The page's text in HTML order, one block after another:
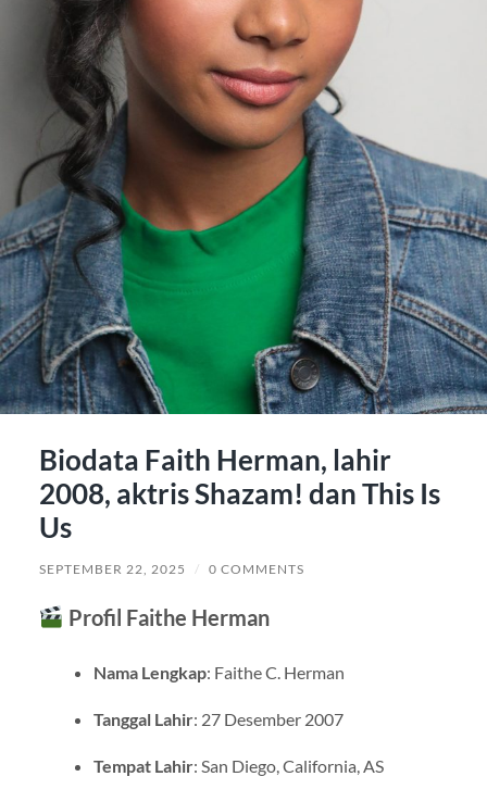
Biodata Faith Herman, lahir
2008, aktris Shazam! dan This Is
Us
SEPTEMBER 22, 2025 / 0 COMMENTS
Profil Faithe Herman
Nama Lengkap: Faithe C. Herman
Tanggal Lahir: 27 Desember 2007
Tempat Lahir: San Diego, California, AS